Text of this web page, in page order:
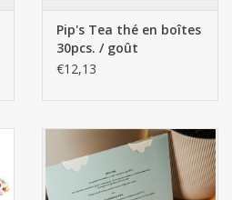
Pip's Tea thé en boîtes
30pcs. / goût
€12,13